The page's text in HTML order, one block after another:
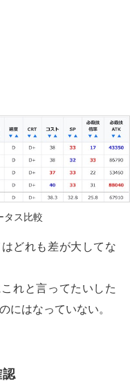
タス比較
どれも差が大してな
れと言ってたいした
にはなっていない。
認